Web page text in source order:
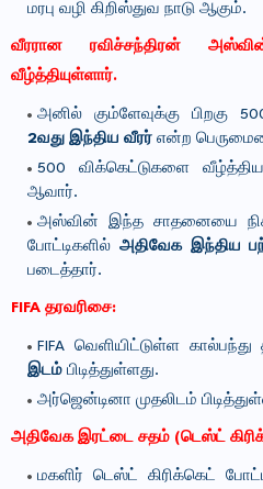
மரபு வழி கிறிஸ்துவ நாடு ஆகும்.
வீரரான ரவிச்சந்திரன்
வீழ்த்தியுள்ளார்.
அனில் கும்ளேவுக்கு பிறகு
2வது இந்திய வீரர் என்ற
500 விக்கெட்டுகளை
ஆவார்.
அஸ்வின் இந்த சாதனையை
போட்டிகளில் அதிவேக இந்திய
படைத்தார்.
FIFA தரவரிசை:
FIFA வெளியிட்டுள்ள
இடம் பிடித்துள்ளது.
அர்ஜென்டினா முதலிடம்
அதிவேக இரட்டை சதம் (டெஸ்ட்
மகளிர் டெஸ்ட் கிரிக்கெட்